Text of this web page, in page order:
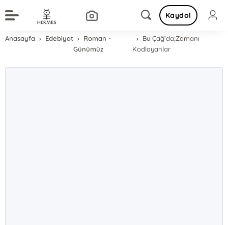
Kaydol
Anasayfa Edebiyat
Roman -
Günümüz
Bu Çağ’da;Zamanı
Kodlayanlar